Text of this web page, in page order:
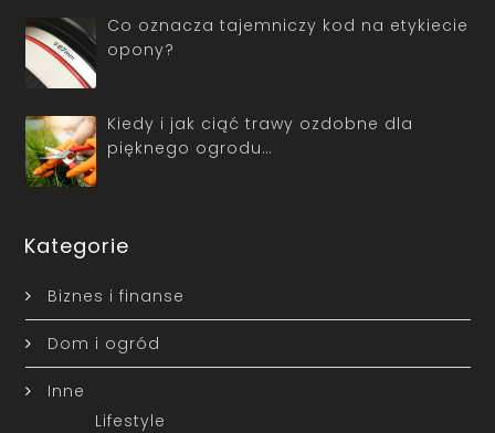
Co oznacza tajemniczy kod na etykiecie
opony?
Kiedy i jak ciąć trawy ozdobne dla
pięknego ogrodu…
Kategorie
Biznes i finanse
Dom i ogród
Inne
Lifestyle